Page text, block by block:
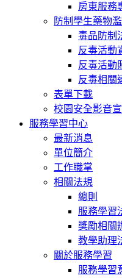
房東服務
防制學生藥物
毒品防制
反毒活動
反毒活動
反毒相關
表單下載
校園安全影音
服務學習中心
最新消息
單位簡介
工作職掌
相關法規
總則
服務學習
獎勵相關
教學助理
關於服務學習
服務學習